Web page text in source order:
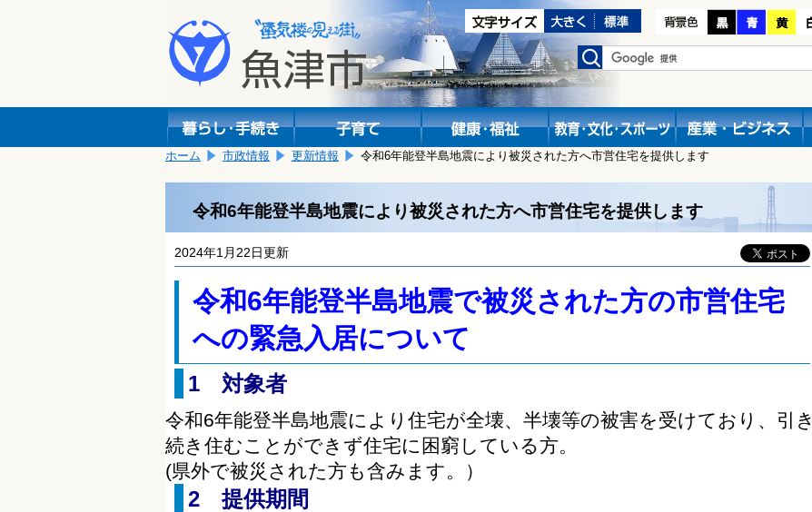
し
ホーム 市政情報 更新情報 令和6年能登半島地震により被災された方へ市営住宅を提供します
令和6年能登半島地震により被災された方へ市営住宅を提供します
2024年1月22日更新
令和6年能登半島地震で被災された方の市営住宅
への緊急入居について
1 対象者
令和6年能登半島地震により住宅が全壊、半壊等の被害を受けており、引き
続き住むことができず住宅に困窮している方。
(県外で被災された方も含みます。）
2 提供期間